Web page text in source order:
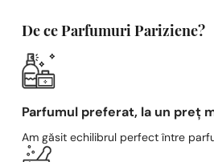
De ce Parfumuri Pariziene?
Parfumul preferat, la un preț
Am găsit echilibrul perfect între